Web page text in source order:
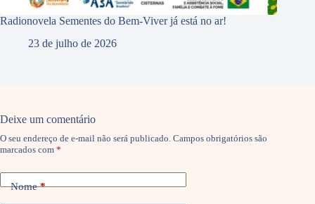
Radionovela Sementes do Bem-Viver já está no ar!
23 de julho de 2026
Deixe um comentário
O seu endereço de e-mail não será publicado. Campos obrigatórios são
marcados com *
Nome*